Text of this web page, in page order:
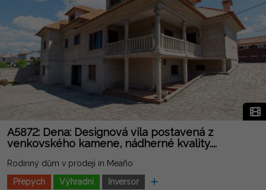
A5872: Dena: Designová vila postavená z
venkovského kamene, nádherné kvality....
Rodinný dům v prodeji in Meaño
Přepych
Výhradní Inversor